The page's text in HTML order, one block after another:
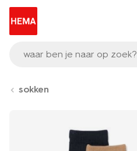
waar ben je naar op zoek?
sokken